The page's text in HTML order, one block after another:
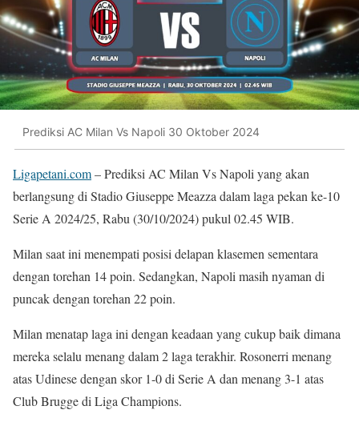
Prediksi AC Milan Vs Napoli 30 Oktober 2024
Ligapetani.com– Prediksi AC Milan Vs Napoli yang akan
berlangsung di Stadio Giuseppe Meazza dalam laga pekan ke-10
Serie A 2024/25, Rabu (30/10/2024) pukul 02.45 WIB.
Milan saat ini menempati posisi delapan klasemen sementara
dengan torehan 14 poin. Sedangkan, Napoli masih nyaman di
puncak dengan torehan 22 poin.
Milan menatap laga ini dengan keadaan yang cukup baik dimana
mereka selalu menang dalam 2 laga terakhir. Rosonerri menang
atas Udinese dengan skor 1-0 di Serie A dan menang 3-1 atas
Club Brugge di Liga Champions.